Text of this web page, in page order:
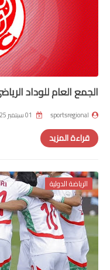
الجمع العام للوداد الرياضي يوم
sportsregional
قراءة المزيد
الرياضة الدولية